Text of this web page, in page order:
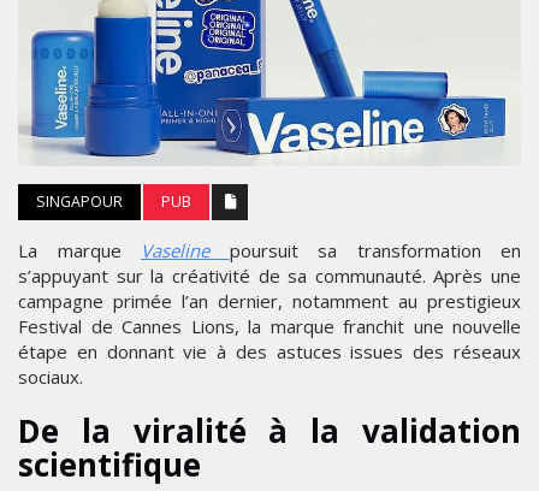
SINGAPOUR PUB
La marque Vaseline poursuit sa transformation en
s’appuyant sur la créativité de sa communauté. Après une
campagne primée l’an dernier, notamment au prestigieux
Festival de Cannes Lions, la marque franchit une nouvelle
étape en donnant vie à des astuces issues des réseaux
sociaux.
De la viralité à la validation
scientifique